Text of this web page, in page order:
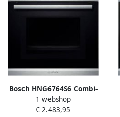
Bosch HNG6764S6 Combi-
microgolfoven met added
steam inox
1 webshop
€ 2.483,95